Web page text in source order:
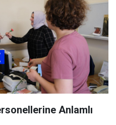
Anlamlı